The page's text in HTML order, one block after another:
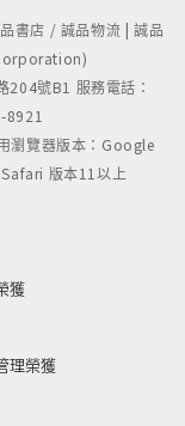
書店 / 誠品物流 | 誠品
號B1 服務電話：
8921
瀏覽器版本：Google
版本11以上
獲
理榮獲